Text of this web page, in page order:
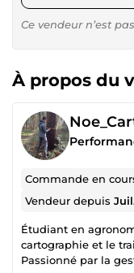
Ce vendeur n’est
À propos du
Commande en
Vendeur depuis
Étudiant en
cartographie et le
Passionné par la